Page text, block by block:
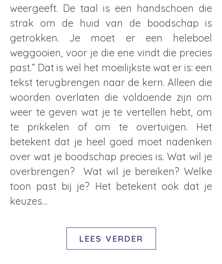
weergeeft. De taal is een handschoen die
strak om de huid van de boodschap is
getrokken. Je moet er een heleboel
weggooien, voor je die ene vindt die precies
past.” Dat is wel het moeilijkste wat er is: een
tekst terugbrengen naar de kern. Alleen die
woorden overlaten die voldoende zijn om
weer te geven wat je te vertellen hebt, om
te prikkelen of om te overtuigen. Het
betekent dat je heel goed moet nadenken
over wat je boodschap precies is. Wat wil je
overbrengen? Wat wil je bereiken? Welke
toon past bij je? Het betekent ook dat je
keuzes…
LEES VERDER